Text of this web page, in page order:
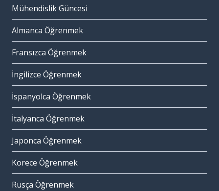
Mühendislik Güncesi
Almanca Öğrenmek
Fransızca Öğrenmek
İngilizce Öğrenmek
İspanyolca Öğrenmek
İtalyanca Öğrenmek
Japonca Öğrenmek
Korece Öğrenmek
Rusça Öğrenmek